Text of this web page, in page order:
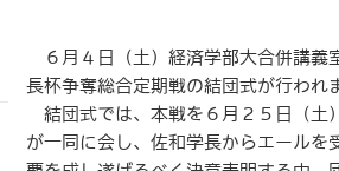
６月４日（土）経済学部大合併講義
長杯争奪総合定期戦の結団式が行われ
結団式では、本戦を６月２５日（土
が一同に会し、佐和学長からエールを